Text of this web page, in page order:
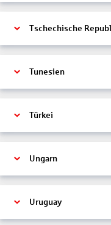
Tschechische
Tunesien
Türkei
Ungarn
Uruguay